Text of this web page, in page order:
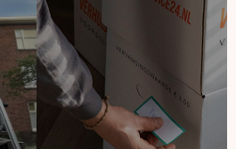
Logistiek
We vullen onze vrachten
aan met jouw meubels en
producten.